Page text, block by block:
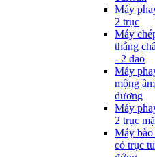
Máy
2 trục
Máy
thẳng
- 2 dao
Máy
mộng âm
dương
Máy
2 trục
Máy bào
có trục